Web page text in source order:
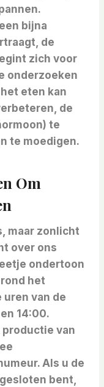
bijna
de
zich voor
onderzoeken
eten kan
de
te
te moedigen.
Om
maar zonlicht
over ons
ondertoon
rond het
van de
14:00.
van
Als u de
bent,